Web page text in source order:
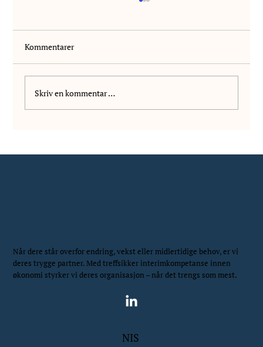
Velkommen Kanutte!
Kommentarer
Skriv en kommentar …
Når dere står overfor endring, vekst eller midlertidige behov, er vi
deres trygge partner. Med treffsikker interimkompetanse innen
økonomi styrker vi deres organisasjon – når det trengs som mest.
NIS